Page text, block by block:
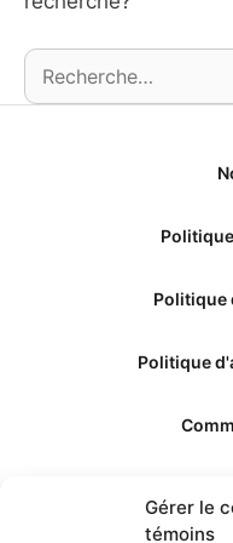
Gérer le
témoins
Politique
Politique